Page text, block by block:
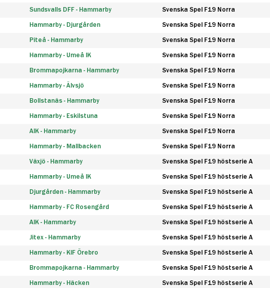
Sundsvalls DFF - Hammarby Svenska Spel F19 Norra
Hammarby - Djurgården Svenska Spel F19 Norra
Piteå - Hammarby Svenska Spel F19 Norra
Hammarby - Umeå IK Svenska Spel F19 Norra
Brommapojkarna - Hammarby Svenska Spel F19 Norra
Hammarby - Älvsjö Svenska Spel F19 Norra
Bollstanäs - Hammarby Svenska Spel F19 Norra
Hammarby - Eskilstuna Svenska Spel F19 Norra
AIK - Hammarby Svenska Spel F19 Norra
Hammarby - Mallbacken Svenska Spel F19 Norra
Växjö - Hammarby Svenska Spel F19 höstserie A
Hammarby - Umeå IK Svenska Spel F19 höstserie A
Djurgården - Hammarby Svenska Spel F19 höstserie A
Hammarby - FC Rosengård Svenska Spel F19 höstserie A
AIK - Hammarby Svenska Spel F19 höstserie A
Jitex - Hammarby Svenska Spel F19 höstserie A
Hammarby - KIF Örebro Svenska Spel F19 höstserie A
Brommapojkarna - Hammarby Svenska Spel F19 höstserie A
Hammarby - Häcken Svenska Spel F19 höstserie A